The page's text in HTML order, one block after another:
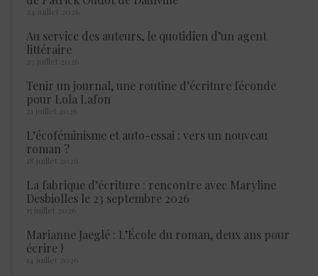
24 juillet 2026
Au service des auteurs, le quotidien d’un agent
littéraire
23 juillet 2026
Tenir un journal, une routine d’écriture féconde
pour Lola Lafon
21 juillet 2026
L’écoféminisme et auto-essai : vers un nouveau
roman ?
18 juillet 2026
La fabrique d’écriture : rencontre avec Maryline
Desbiolles le 23 septembre 2026
15 juillet 2026
Marianne Jaeglé : L’École du roman, deux ans pour
écrire !
14 juillet 2026